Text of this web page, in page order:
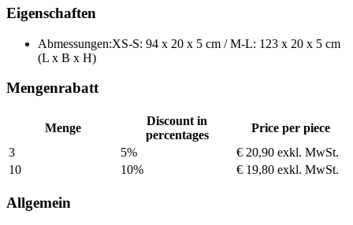
Eigenschaften
Abmessungen:XS-S: 94 x 20 x 5 cm / M-L: 123 x 20 x 5 cm
(L x B x H)
Mengenrabatt
Menge
Discount in
percentages
Price per piece
3
5% € 20,90 exkl. MwSt.
10
10% € 19,80 exkl. MwSt.
Allgemein